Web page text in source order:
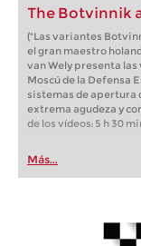
The Botvinnik
("Las variantes
el gran maestro
van Wely presenta
Moscú de la Defensa
sistemas de apertura
extrema agudeza y
de los vídeos: 5 h 30
Más...